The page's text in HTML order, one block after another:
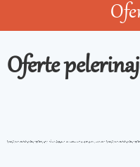
Oferte